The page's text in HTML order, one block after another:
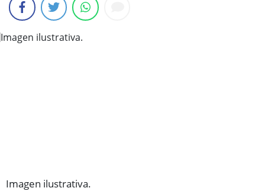
Imagen ilustrativa.